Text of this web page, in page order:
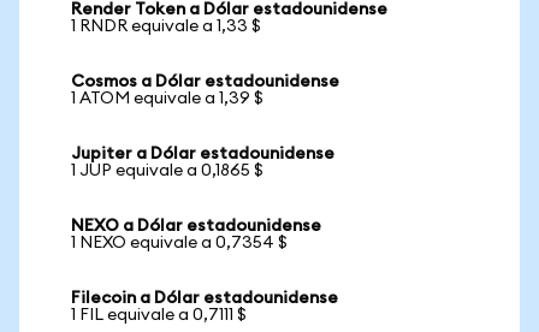
Render Token a Dólar estadounidense
1 RNDR equivale a 1,33 $
Cosmos a Dólar estadounidense
1 ATOM equivale a 1,39 $
Jupiter a Dólar estadounidense
1 JUP equivale a 0,1865 $
NEXO a Dólar estadounidense
1 NEXO equivale a 0,7354 $
Filecoin a Dólar estadounidense
1 FIL equivale a 0,7111 $